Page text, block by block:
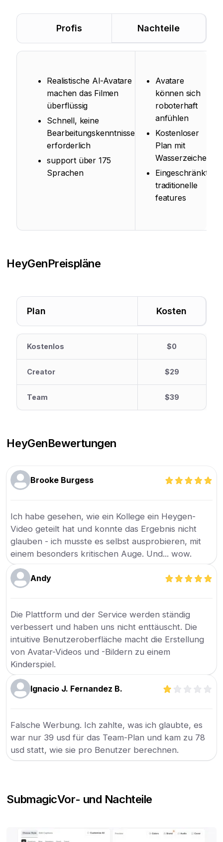
Profis Nachteile
Realistische AI-Avatare
machen das Filmen
überflüssig
Schnell, keine
Bearbeitungskenntnisse
erforderlich
support über 175
Sprachen
Avatare
können sich
roboterhaft
anfühlen
Kostenloser
Plan mit
Wasserzeichen
Eingeschränkte
traditionelle
features
HeyGenPreispläne
Plan Kosten
Kostenlos $0
Creator $29
Team $39
HeyGenBewertungen
Brooke Burgess
Ich habe gesehen, wie ein Kollege ein Heygen-
Video geteilt hat und konnte das Ergebnis nicht
glauben - ich musste es selbst ausprobieren, mit
einem besonders kritischen Auge. Und... wow.
Andy
Die Plattform und der Service werden ständig
verbessert und haben uns nicht enttäuscht. Die
intuitive Benutzeroberfläche macht die Erstellung
von Avatar-Videos und -Bildern zu einem
Kinderspiel.
Ignacio J. Fernandez B.
Falsche Werbung. Ich zahlte, was ich glaubte, es
war nur 39 usd für das Team-Plan und kam zu 78
usd statt, wie sie pro Benutzer berechnen.
SubmagicVor- und Nachteile